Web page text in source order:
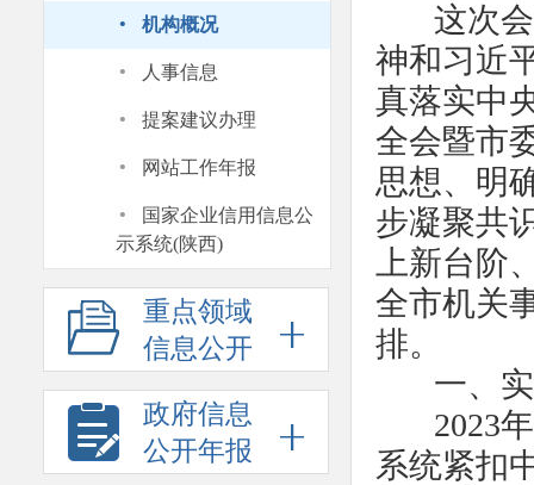
· 机构概况
· 人事信息
· 提案建议办理
· 网站工作年报
·
国家企业信用信息公
示系统(陕西)
重点领域
信息公开
政府信息
公开年报
这次会
神和习近
真落实中
全会暨市
思想、明
步凝聚共
上新台阶
全市机关
排。
一、实
2023年
系统紧扣